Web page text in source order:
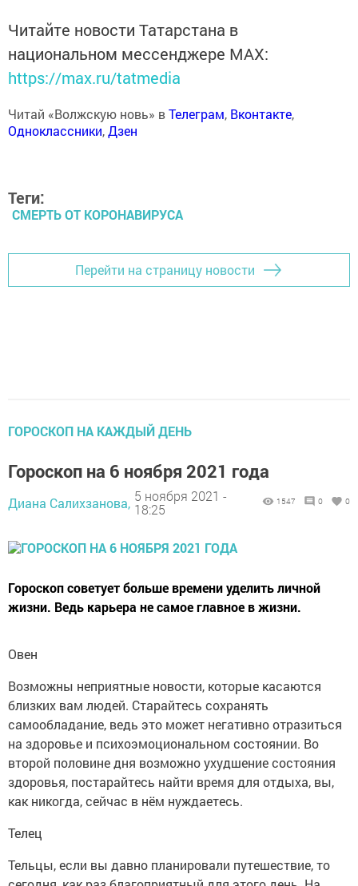
Читайте новости Татарстана в
национальном мессенджере MАХ:
https://max.ru/tatmedia
Читай «Волжскую новь» вТелеграм, Вконтакте,
Одноклассники,Дзен
Теги:
СМЕРТЬ ОТ КОРОНАВИРУСА
Перейти на страницу новости
ГОРОСКОП НА КАЖДЫЙ ДЕНЬ
Гороскоп на 6 ноября 2021 года
Диана Салихзанова, 5 ноября 2021 -
18:25
1547 0 0
Гороскоп советует больше времени уделить личной
жизни. Ведь карьера не самое главное в жизни.
Овен
Возможны неприятные новости, которые касаются
близких вам людей. Старайтесь сохранять
самообладание, ведь это может негативно отразиться
на здоровье и психоэмоциональном состоянии. Во
второй половине дня возможно ухудшение состояния
здоровья, постарайтесь найти время для отдыха, вы,
как никогда, сейчас в нём нуждаетесь.
Телец
Тельцы, если вы давно планировали путешествие, то